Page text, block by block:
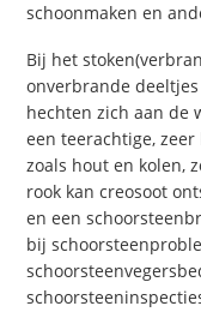
schoonmaken en
Bij het
onverbrande
hechten zich aan de
een teerachtige,
zoals hout en kolen,
rook kan creosoot
en een
bij